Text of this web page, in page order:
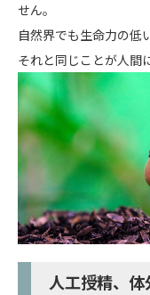
せん。
自然界でも生命力の低
それと同じことが人間
人工授精、